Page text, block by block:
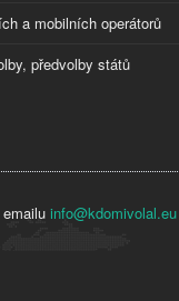
a mobilních operátorů
předvolby států
info@kdomivolal.eu